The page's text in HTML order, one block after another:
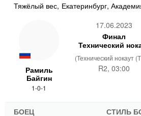
Тяжёлый вес, Екатеринбург,
Рамиль
Байгин
1-0-1
17.06.2023
Финал
Технический
(Технический нокаут
R2, 03:00
БОЕЦ СТИЛЬ